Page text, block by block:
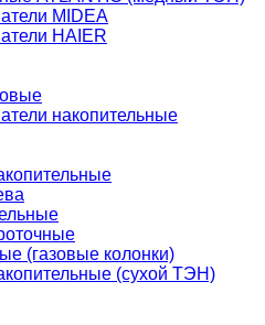
MIDEA
HAIER
накопительные
(газовые колонки)
(сухой ТЭН)